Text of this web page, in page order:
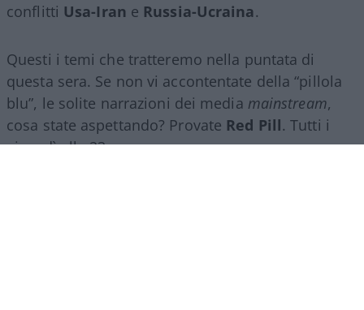
conflitti Usa-Iran e Russia-Ucraina.
Questi i temi che tratteremo nella puntata di
questa sera. Se non vi accontentate della “pillola
blu”, le solite narrazioni dei media mainstream,
cosa state aspettando? Provate Red Pill. Tutti i
giovedì alle 23